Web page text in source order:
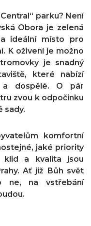
parku? Není
Obora je zelená
ideální místo pro
K oživení je možno
je snadný
které nabízí
dospělé. O pár
zvou k odpočinku
sady.
komfortní
jaké priority
klid a kvalita jsou
Ať již Bůh svět
ne, na vstřebání